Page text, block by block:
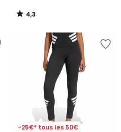
4,3
/
-25€* tous les 50€